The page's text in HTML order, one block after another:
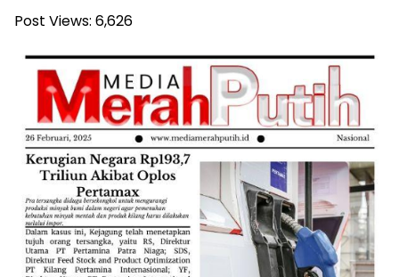
Post Views: 6,626